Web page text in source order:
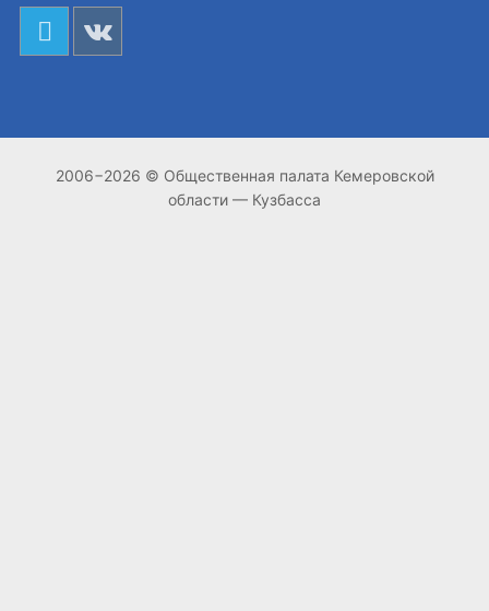
2006−2026 © Общественная палата Кемеровской
области — Кузбасса